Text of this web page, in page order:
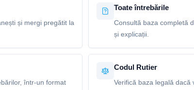
și mergi pregătit la
Toate întrebările
Consultă baza completă
și explicații.
într-un format
Codul Rutier
Verifică baza legală dacă